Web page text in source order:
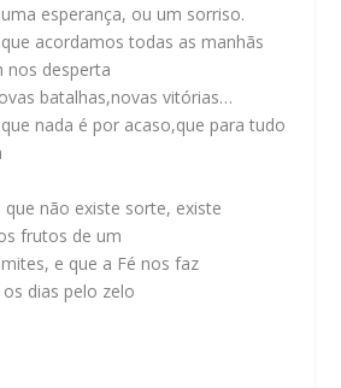
esperança, ou um sorriso.
acordamos todas as manhãs
nos desperta
batalhas,novas vitórias…
nada é por acaso,que para tudo
não existe sorte, existe
frutos de um
e que a Fé nos faz
dias pelo zelo